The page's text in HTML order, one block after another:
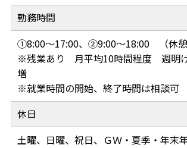
勤務時間
①8:00～17:00、②9:00～18:00 （休憩
※残業あり 月平均10時間程度 週明
増
※就業時間の開始、終了時間は相談可
休日
土曜、日曜、祝日、ＧＷ・夏季・年末